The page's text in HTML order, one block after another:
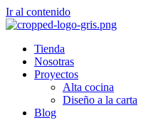
Ir al contenido
Tienda
Nosotras
Proyectos
Alta cocina
Diseño a la carta
Blog